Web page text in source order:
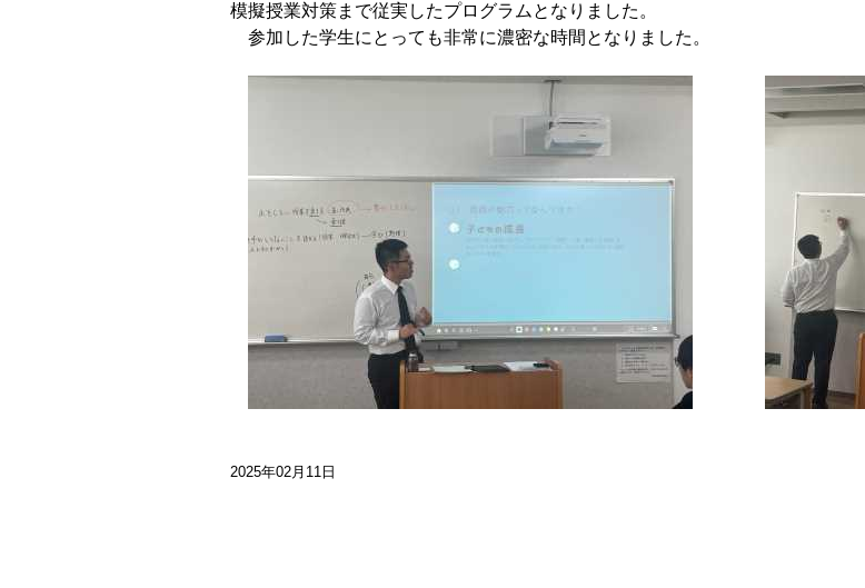
模擬授業対策まで従実したプログラムとなりました。
参加した学生にとっても非常に濃密な時間となりました。
2025年02月11日